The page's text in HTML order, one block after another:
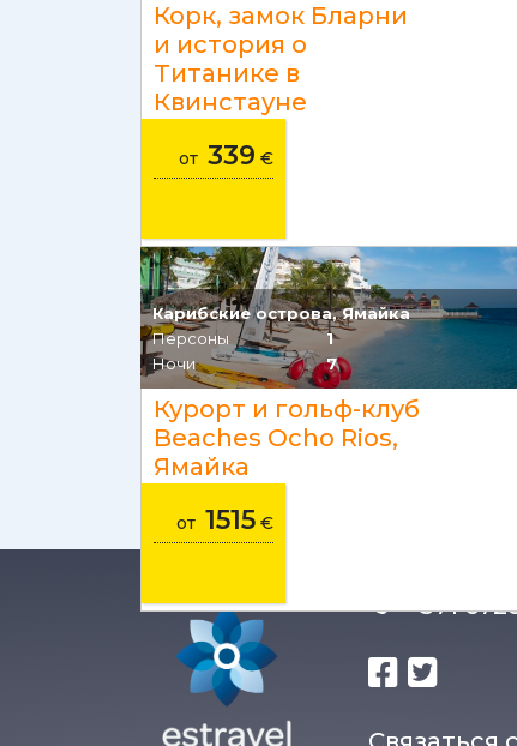
Корк, замок Бларни
и история о
Титанике в
Квинстауне
от 339 €
Карибские острова, Ямайка
Персоны
1
Ночи
7
Курорт и гольф-клуб
Beaches Ocho Rios,
Ямайка
от 1515 €
+371